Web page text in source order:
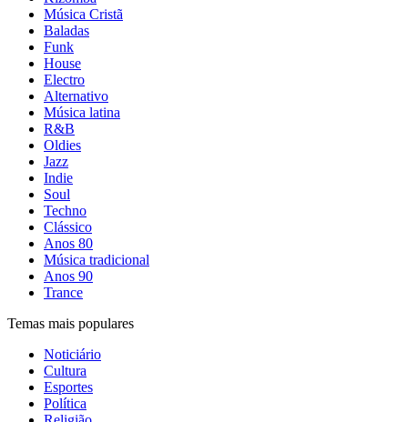
Música Cristã
Baladas
Funk
House
Electro
Alternativo
Música latina
R&B
Oldies
Jazz
Indie
Soul
Techno
Clássico
Anos 80
Música tradicional
Anos 90
Trance
Temas mais populares
Noticiário
Cultura
Esportes
Política